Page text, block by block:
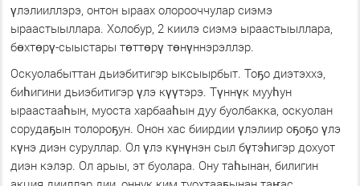
үлэлииллэрэ, онтон ыраах олорооччулар сиэмэ
ыраастыыллара. Холобур, 2 киилэ сиэмэ ыраастыыллара,
бөхтөрү-сыыстары төттөрү төнүннэрэллэр.
Оскуолабыттан дьиэбитигэр ыксыырбыт. Тоҕо диэтэххэ,
биһигини дьиэбитигэр үлэ күүтэрэ. Түннүк мууһун
ыраастааһын, муоста харбааһын дуу буолбакка, оскуолан
сорудаҕын толороҕун. Онон хас биирдии үлэлиир оҕоҕо үлэ
күнэ диэн суруллар. Ол үлэ күнүнэн сыл бүтэһигэр дохуот
диэн кэлэр. Ол арыы, эт буолара. Ону таһынан, билигин